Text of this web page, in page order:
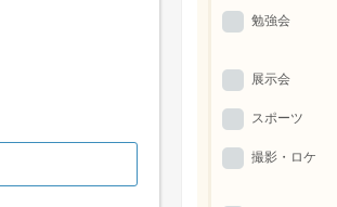
勉強会
展示会
スポーツ
撮影・ロケ